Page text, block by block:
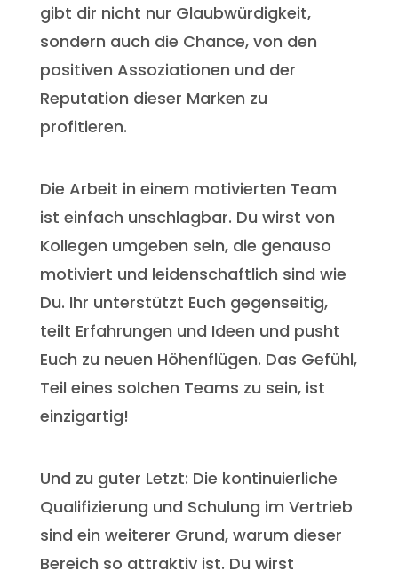
gibt dir nicht nur Glaubwürdigkeit,
sondern auch die Chance, von den
positiven Assoziationen und der
Reputation dieser Marken zu
profitieren.
Die Arbeit in einem motivierten Team
ist einfach unschlagbar. Du wirst von
Kollegen umgeben sein, die genauso
motiviert und leidenschaftlich sind wie
Du. Ihr unterstützt Euch gegenseitig,
teilt Erfahrungen und Ideen und pusht
Euch zu neuen Höhenflügen. Das Gefühl,
Teil eines solchen Teams zu sein, ist
einzigartig!
Und zu guter Letzt: Die kontinuierliche
Qualifizierung und Schulung im Vertrieb
sind ein weiterer Grund, warum dieser
Bereich so attraktiv ist. Du wirst